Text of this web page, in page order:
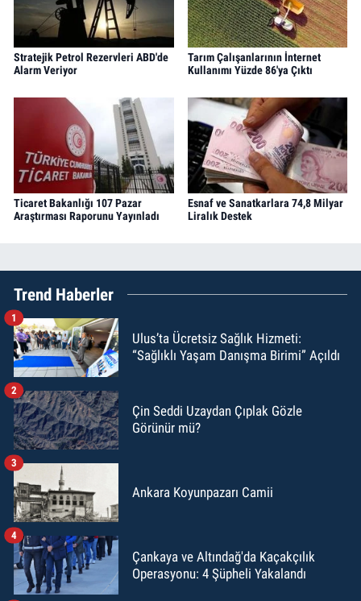
Stratejik Petrol Rezervleri ABD'de
Alarm Veriyor
Tarım Çalışanlarının İnternet
Kullanımı Yüzde 86'ya Çıktı
Ticaret Bakanlığı 107 Pazar
Araştırması Raporunu Yayınladı
Esnaf ve Sanatkarlara 74,8 Milyar
Liralık Destek
Trend Haberler
Ulus’ta Ücretsiz Sağlık Hizmeti:
“Sağlıklı Yaşam Danışma Birimi” Açıldı
1
Çin Seddi Uzaydan Çıplak Gözle
Görünür mü?
2
Ankara Koyunpazarı Camii
3
Çankaya ve Altındağ'da Kaçakçılık
Operasyonu: 4 Şüpheli Yakalandı
4